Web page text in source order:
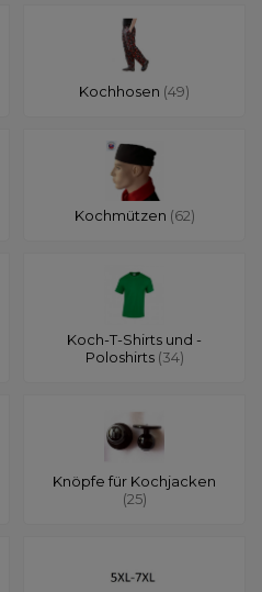
Kochhosen (49)
Kochmützen (62)
Koch-T-Shirts und -
Poloshirts (34)
Knöpfe für Kochjacken
(25)